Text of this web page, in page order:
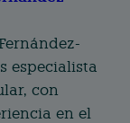
especialista
con
en el